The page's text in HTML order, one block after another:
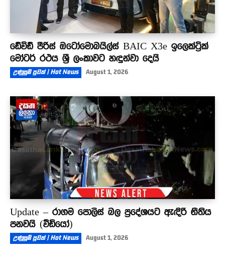
ඩේවිඩ් පීරිස් ඔටෝමොබයිල්ස් BAIC X3e ඉලෙක්ට්‍රික්
මෝටර් රථය ශ්‍රී ලංකාවට හඳුන්වා දෙයි
උණුසුම් පුවත් | Hot News August 1, 2026
Update – රාගම පොලිස් බල ප්‍රදේශයට ඇඳිරි නීතිය
පනවයි (වීඩියෝ)
උණුසුම් පුවත් | Hot News August 1, 2026